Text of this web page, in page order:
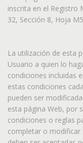
inscrita en el Registro
32, Sección 8, Hoja
La utilización de esta
Usuario a quien lo
condiciones incluidas
estas condiciones
pueden ser
esta página Web, por
condiciones o reglas
completar o modificar